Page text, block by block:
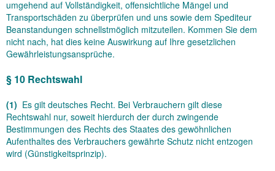
umgehend auf Vollständigkeit, offensichtliche Mängel und
Transportschäden zu überprüfen und uns sowie dem Spediteur
Beanstandungen schnellstmöglich mitzuteilen. Kommen Sie dem
nicht nach, hat dies keine Auswirkung auf Ihre gesetzlichen
Gewährleistungsansprüche.
§ 10 Rechtswahl
(1) Es gilt deutsches Recht. Bei Verbrauchern gilt diese
Rechtswahl nur, soweit hierdurch der durch zwingende
Bestimmungen des Rechts des Staates des gewöhnlichen
Aufenthaltes des Verbrauchers gewährte Schutz nicht entzogen
wird (Günstigkeitsprinzip).